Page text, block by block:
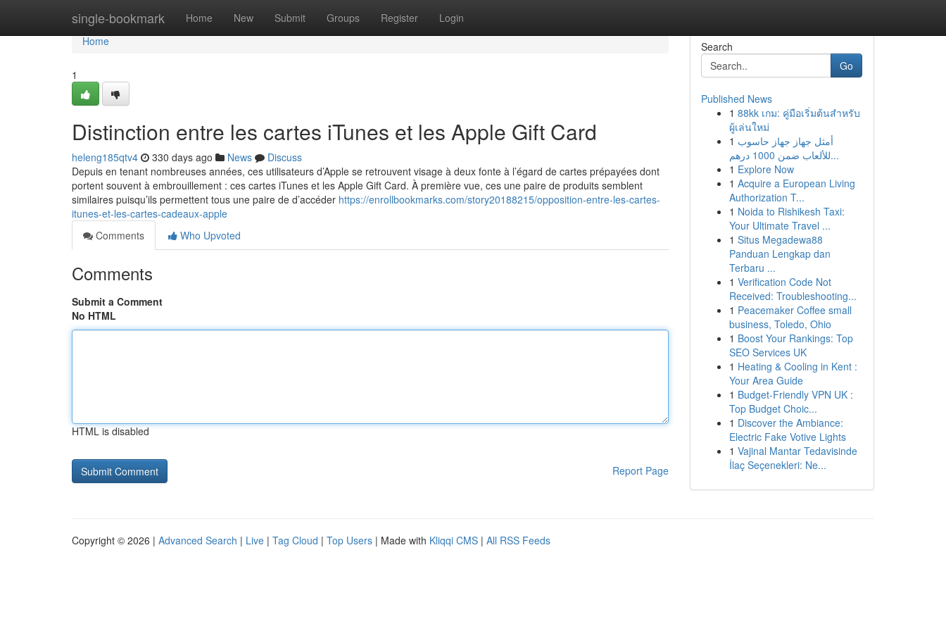
single-bookmark Home New Submit Groups Register Login
Home
Home
1
Distinction entre les cartes iTunes et les Apple Gift Card
heleng185qtv4 330 days ago News
Discuss
Depuis en tenant nombreuses années, ces utilisateurs d’Apple se retrouvent visage à deux fonte à l’égard de cartes prépayées dont
portent souvent à embrouillement : ces cartes iTunes et les Apple Gift Card. À première vue, ces une paire de produits semblent
similaires puisqu’ils permettent tous une paire de d’accéder https://enrollbookmarks.com/story20188215/opposition-entre-les-cartes-
itunes-et-les-cartes-cadeaux-apple
Comments
Who Upvoted
Comments
Submit a Comment
No HTML
HTML is disabled
Report Page
Search
Go
Published News
1 88kk เกม: คู่มือเริ่มต้นสำหรับ
ผู้เล่นใหม่
1 أمثل جهاز جهاز حاسوب
للألعاب ضمن 1000 درهم...
1 Explore Now
1 Acquire a European Living
Authorization T...
1 Noida to Rishikesh Taxi:
Your Ultimate Travel ...
1 Situs Megadewa88
Panduan Lengkap dan
Terbaru ...
1 Verification Code Not
Received: Troubleshooting...
1 Peacemaker Coffee small
business, Toledo, Ohio
1 Boost Your Rankings: Top
SEO Services UK
1 Heating & Cooling in Kent :
Your Area Guide
1 Budget-Friendly VPN UK :
Top Budget Choic...
1 Discover the Ambiance:
Electric Fake Votive Lights
1 Vajinal Mantar Tedavisinde
İlaç Seçenekleri: Ne...
Copyright © 2026 | Advanced Search | Live | Tag Cloud | Top Users | Made with Kliqqi CMS | All RSS Feeds